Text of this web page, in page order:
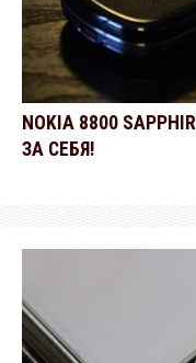
NOKIA 8800
ЗА СЕБЯ!